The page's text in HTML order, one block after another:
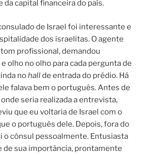
da capital financeira do país.
de Israel foi interessante e
dos israelitas. O agente
profissional, demandou
olho no olho para cada pergunta de
nohallde entrada do prédio. Há
falava bem o português. Antes de
seria realizada a entrevista,
que eu voltaria de Israel com o
o português dele. Depois, fora do
o cônsul pessoalmente. Entusiasta
de sua importância, prontamente